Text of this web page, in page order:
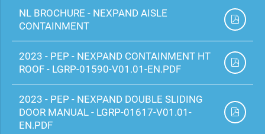
NL BROCHURE - NEXPAND AISLE
CONTAINMENT
2023 - PEP - NEXPAND CONTAINMENT HT
ROOF - LGRP-01590-V01.01-EN.PDF
2023 - PEP - NEXPAND DOUBLE SLIDING
DOOR MANUAL - LGRP-01617-V01.01-
EN.PDF